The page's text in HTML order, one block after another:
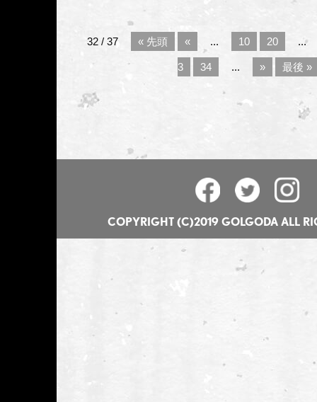
32 / 37 « 先頭 « ... 10 20 ...
3 34 ... » 最後 »
COPYRIGHT (C)2019 GOLGODA ALL